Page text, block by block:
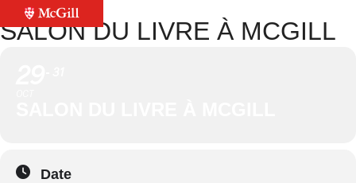
SALON DU LIVRE À MCGILL
Date